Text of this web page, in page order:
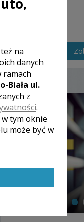
na
danych
ramach
Biała ul.
z
.
tym oknie
może być w